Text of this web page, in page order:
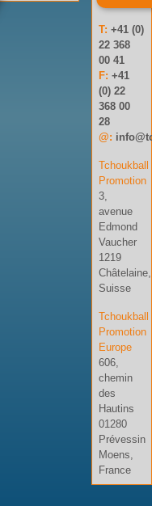
T:+41 (0)
22 368
00 41
F:+41
(0) 22
368 00
28
@:
Tchoukball
Promotion
3,
avenue
Edmond
Vaucher
1219
Châtelaine,
Suisse
Tchoukball
Promotion
Europe
606,
chemin
des
Hautins
01280
Prévessin
Moens,
France